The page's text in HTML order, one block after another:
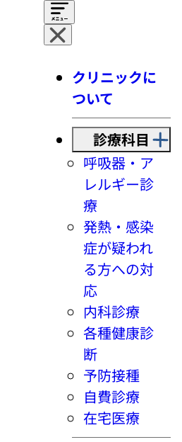
クリニックに
ついて
診療科目
呼吸器・ア
レルギー診
療
発熱・感染
症が疑われ
る方への対
応
内科診療
各種健康診
断
予防接種
自費診療
在宅医療